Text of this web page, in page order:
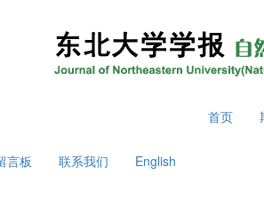
首页
言板 联系我们 English